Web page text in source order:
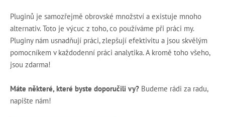
Pluginů je samozřejmě obrovské množství a existuje mnoho
alternativ. Toto je výcuc z toho, co používáme při práci my.
Pluginy nám usnadňují práci, zlepšují efektivitu a jsou skvělým
pomocníkem v každodenní práci analytika. A kromě toho všeho,
jsou zdarma!
Máte některé, které byste doporučili vy? Budeme rádi za radu,
napište nám!